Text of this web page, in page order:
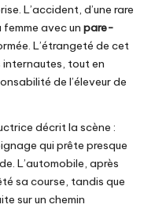
L’accident, d’une rare
avec un pare-
L’étrangeté de cet
tout en
de l’éleveur de
décrit la scène :
qui prête presque
L’automobile, après
sa course, tandis que
sur un chemin